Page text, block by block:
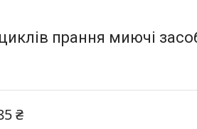
прання миючі
₴